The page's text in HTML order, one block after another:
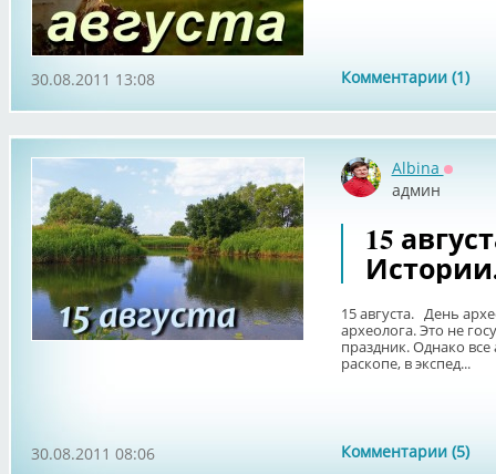
Комментарии (1)
30.08.2011 13:08
Albina
админ
15
15 августа. День
археолога. Это не
праздник. Однако все
раскопе, в экспед...
Комментарии (5)
30.08.2011 08:06